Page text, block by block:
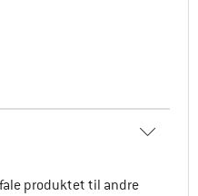
produktet til andre